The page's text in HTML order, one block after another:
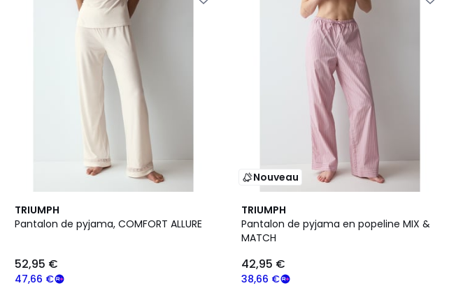
TRIUMPH
Pantalon de pyjama, COMFORT ALLURE
47,66 €
52,95 €
Nouveau
TRIUMPH
Pantalon de pyjama en popeline MIX &
MATCH
38,66 €
42,95 €